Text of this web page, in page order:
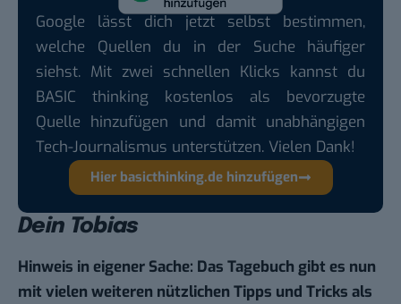
Google lässt dich jetzt selbst bestimmen,
welche Quellen du in der Suche häufiger
siehst. Mit zwei schnellen Klicks kannst du
BASIC thinking kostenlos als bevorzugte
Quelle hinzufügen und damit unabhängigen
Tech-Journalismus unterstützen. Vielen Dank!
Hier basicthinking.de hinzufügen
Dein Tobias
Hinweis in eigener Sache: Das Tagebuch gibt es nun
mit vielen weiteren nützlichen Tipps und Tricks als